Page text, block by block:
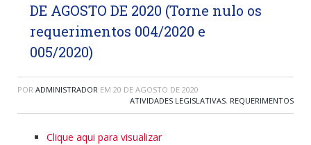
DE AGOSTO DE 2020 (Torne nulo os
requerimentos 004/2020 e
005/2020)
POR ADMINISTRADOR EM 20 DE AGOSTO DE 2020
ATIVIDADES LEGISLATIVAS, REQUERIMENTOS
Clique aqui para visualizar